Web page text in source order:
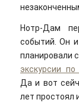
Нотр-Дам
событий. Он
планировали
экскурсии
Да и вот
лет простоял